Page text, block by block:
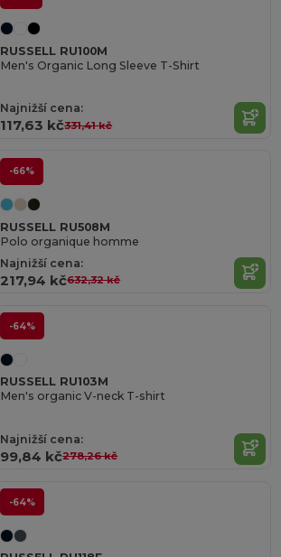
RUSSELL RU100M
Men's Organic Long Sleeve T-Shirt
Najnižší cena:
117,63 kč331,41 kč
-66%
RUSSELL RU508M
Polo organique homme
Najnižší cena:
217,94 kč632,32 kč
-64%
RUSSELL RU103M
Men's organic V-neck T-shirt
Najnižší cena:
99,84 kč278,26 kč
-64%